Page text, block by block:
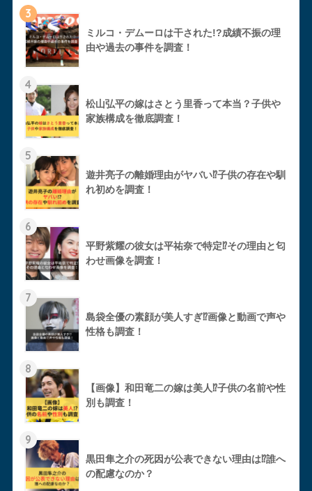
3
ミルコ・デムーロは干された!?成績不振の理
由や過去の事件を調査！
4
松山弘平の嫁はさとう里香って本当？子供や
家族構成を徹底調査！
5
遊井亮子の離婚理由がヤバい⁉︎子供の存在や馴
れ初めを調査！
6
平野紫耀の彼女は平祐奈で特定⁉︎その理由と匂
わせ画像を調査！
7
島袋全優の素顔が美人すぎ⁉︎画像と動画で声や
性格も調査！
8
【画像】和田竜二の嫁は美人⁉︎子供の名前や性
別も調査！
9
黒田隼之介の死因が公表できない理由は⁉︎誰へ
の配慮なのか？